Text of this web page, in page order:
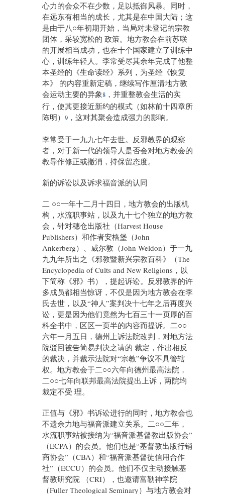
心力的会众不在少数，足以抵御风暴。同时，
在远东有相当的成长，尤其是在中国大陆；这
是由于八○年初期开始，当局对未登记的宗教
团体，采较宽松的 政策。地方教会在前苏联
的开展相当成功，也在十个国家建立了训练中
心，训练年轻人。李常受尽其余年完成了他整
本圣经的《生命读经》系列，为圣经《恢复
本》 的内容重新定稿，继续写作厘清地方教
会运动主要的异象8 ，并重整教会生活的实
行，使其更接近新约的模式（如林前十四章所
陈明） 9 ，这对其聚会造成强力的影响。
李常受于一九九七年去世。反邪教界的观察
者，对于新一代的领导人是否会对地方教会的
教导作修正或撤消，持保留态度。
新的诉讼以及诉求福音派的认同
二 ○○一年十二月十四日，地方教会的出版机
构，水流职事站，以及九十七个独立的地方教
会，针对穗仓出版社（Harvest House
Publishers）和作者安格堡（John
Ankerberg）、威尔敦（John Weldon）于一九
九九年所出之《邪教暨新兴宗教百科》（The
Encyclopedia of Cults and New Religions，以
下简称《邪》书），提起诉讼。反邪教界的许
多成员都相当惊讶，不仅是因为地方教会在李
氏去世，以及“神人”案判决十七年之后再度兴
讼，更是因为他们竟然为七百三十一页厚的百
科全书中，区区一页半的内容而提诉。二○○
六年一月五日，德州上诉法院改判，对地方法
院驳回被告简易判决之请的 裁定，作出相反
的裁决，并裁示法院对“宗教”争议不具管辖
权。地方教会于二○○六年向德州最高法院，
二○○七年向联邦最高法院提出上诉，两院均
裁定不受 理。
正值与《邪》书诉讼进行的同时，地方教会也
不遗余力地与福音派建立关系。二○○二年，
水流职事站被接纳为“福音派基督教出版协会”
（ECPA）的会员。他们也是“基督教出版行销
商协会”（CBA）和“福音派基督徒信用合作
社”（ECCU）的会员。他们不仅主动接触基
督教研究院 （CRI），也邀请富勒神学院
（Fuller Theological Seminary）与地方教会对